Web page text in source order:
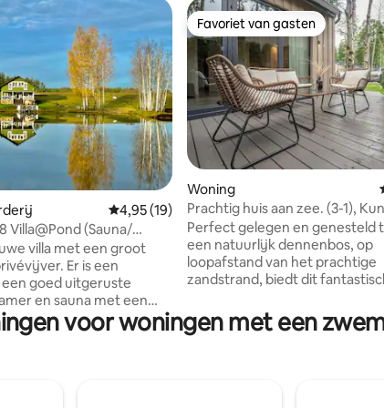
van 5 uit 5, 8 recensies
Gemiddelde beoordeling van 4,95 uit 5, 19
4,95 (19)
Villa@Pond (Sauna/
villa met een groot
Er is een
goed uitgeruste
en sauna met een
verwarming voor een
warmte op de begane
Favoriet van gasten
Favoriet van gasten
Woning
Prachtig huis aan zee. (3-1),
Perfect gelegen en genesteld
een natuurlijk dennenbos, op
loopafstand van het prachtige
zandstrand, biedt dit
maximaal zes personen. Dit juweeltje
wordt een vaste favoriet bij
buurt en een verwarmd
voor woningen met een